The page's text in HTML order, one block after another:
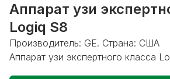
Аппарат узи
Logiq S8
Производитель: GE. Страна: США
Аппарат узи экспертного класса